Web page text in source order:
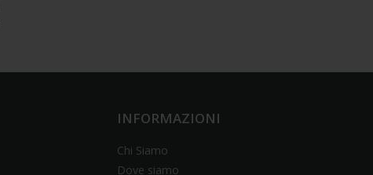
INFORMAZIONI
Chi Siamo
Dove siamo